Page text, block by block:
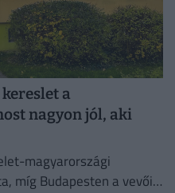
a
nagyon jól, aki
magyarországi
míg Budapesten a vevői